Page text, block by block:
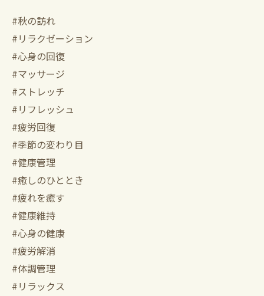
#秋の訪れ
#リラクゼーション
#心身の回復
#マッサージ
#ストレッチ
#リフレッシュ
#疲労回復
#季節の変わり目
#健康管理
#癒しのひととき
#疲れを癒す
#健康維持
#心身の健康
#疲労解消
#体調管理
#リラックス